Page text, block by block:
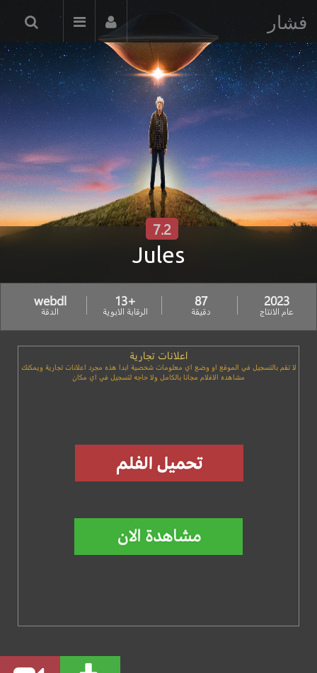
فشار
Jules
7.2
2023
عام الانتاج
87
دقيقة
+13
الرقابة الابوية
webdl
الدقة
اعلانات تجارية
لا تقم بالتسجيل في الموقع او وضع اي معلومات شخصية ابدا هذه مجرد اعلانات تجارية ويمكنك
مشاهده الافلام مجانا بالكامل ولا حاجه لتسجيل في اي مكان